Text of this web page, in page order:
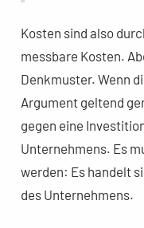
Kosten sind also
messbare Kosten.
Denkmuster. Wenn
Argument geltend
gegen eine
Unternehmens. Es
werden: Es handelt
des Unternehmens.